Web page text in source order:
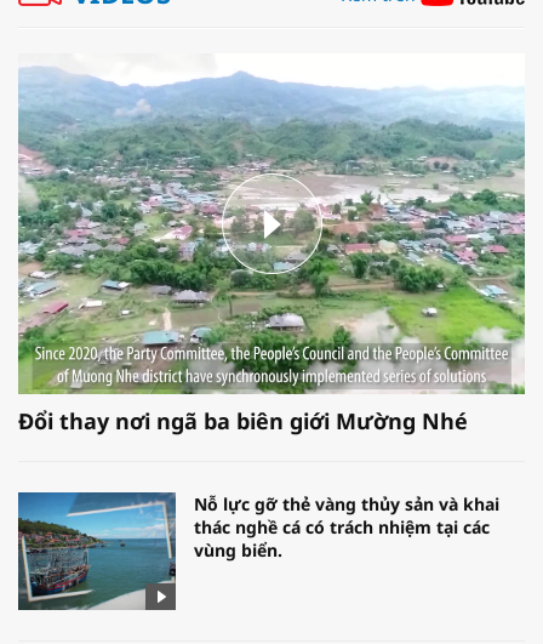
Đổi thay nơi ngã ba biên giới Mường Nhé
Nỗ lực gỡ thẻ vàng thủy sản và khai
thác nghề cá có trách nhiệm tại các
vùng biển.